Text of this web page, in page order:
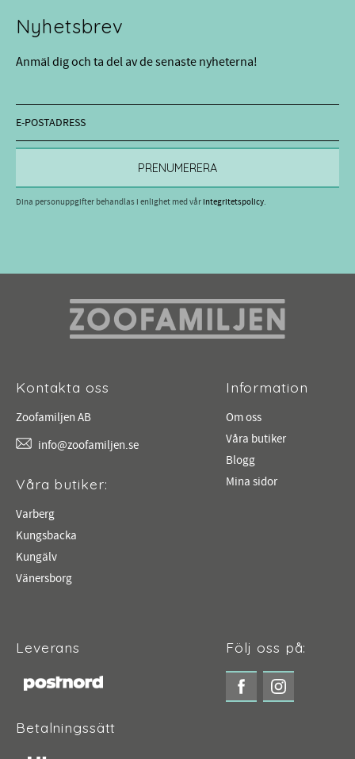
Nyhetsbrev
Anmäl dig och ta del av de senaste nyheterna!
PRENUMERERA
Dina personuppgifter behandlas i enlighet med vårintegritetspolicy.
Kontakta oss
Zoofamiljen AB
info@zoofamiljen.se
Våra butiker:
Varberg
Kungsbacka
Kungälv
Vänersborg
Information
Om oss
Våra butiker
Blogg
Mina sidor
Leverans
Betalningssätt
Följ oss på: